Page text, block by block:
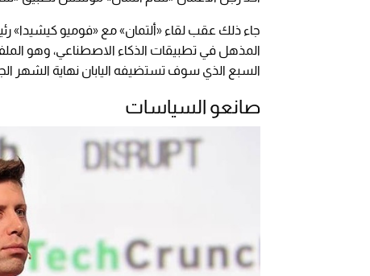
جاء ذلك عقب لقاء «ألتمان» مع «فوميو كيشيدا»
المذهل في تطبيقات الذكاء الاصطناعي، وهو
السبع الذي سوف تستضيفه اليابان نهاية الشهر
صانعو السياسات